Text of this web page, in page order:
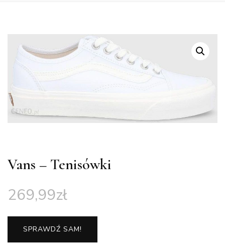
Vans – Tenisówki
269,99zł
SPRAWDŹ SAM!